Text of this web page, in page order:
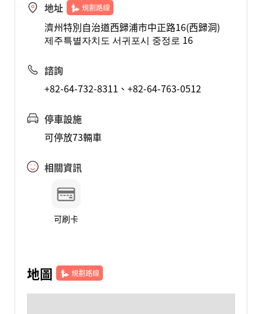
地址 規劃路線
濟州特別自治道西歸浦市中正路16(西歸洞)
제주특별자치도 서귀포시 중정로 16
諮詢
+82-64-732-8311、+82-64-763-0512
停車設施
可停放73輛車
相關資訊
可刷卡
地圖 規劃路線